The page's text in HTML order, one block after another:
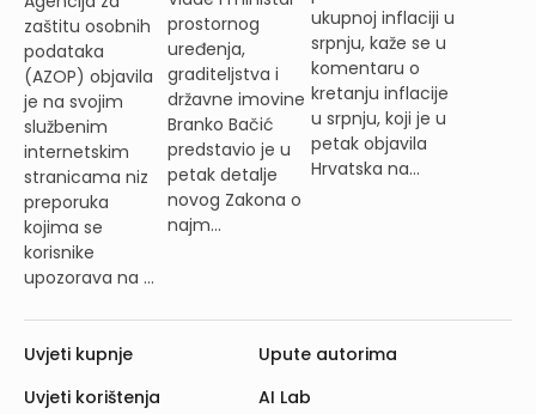
zaštitu osobnih
podataka
(AZOP) objavila
je na svojim
službenim
internetskim
stranicama niz
preporuka
kojima se
korisnike
upozorava na ...
prostornog
uređenja,
graditeljstva i
državne imovine
Branko Bačić
predstavio je u
petak detalje
novog Zakona o
najm...
ukupnoj inflaciji u
srpnju, kaže se u
komentaru o
kretanju inflacije
u srpnju, koji je u
petak objavila
Hrvatska na...
Uvjeti kupnje
Uvjeti korištenja
Upute autorima
AI Lab